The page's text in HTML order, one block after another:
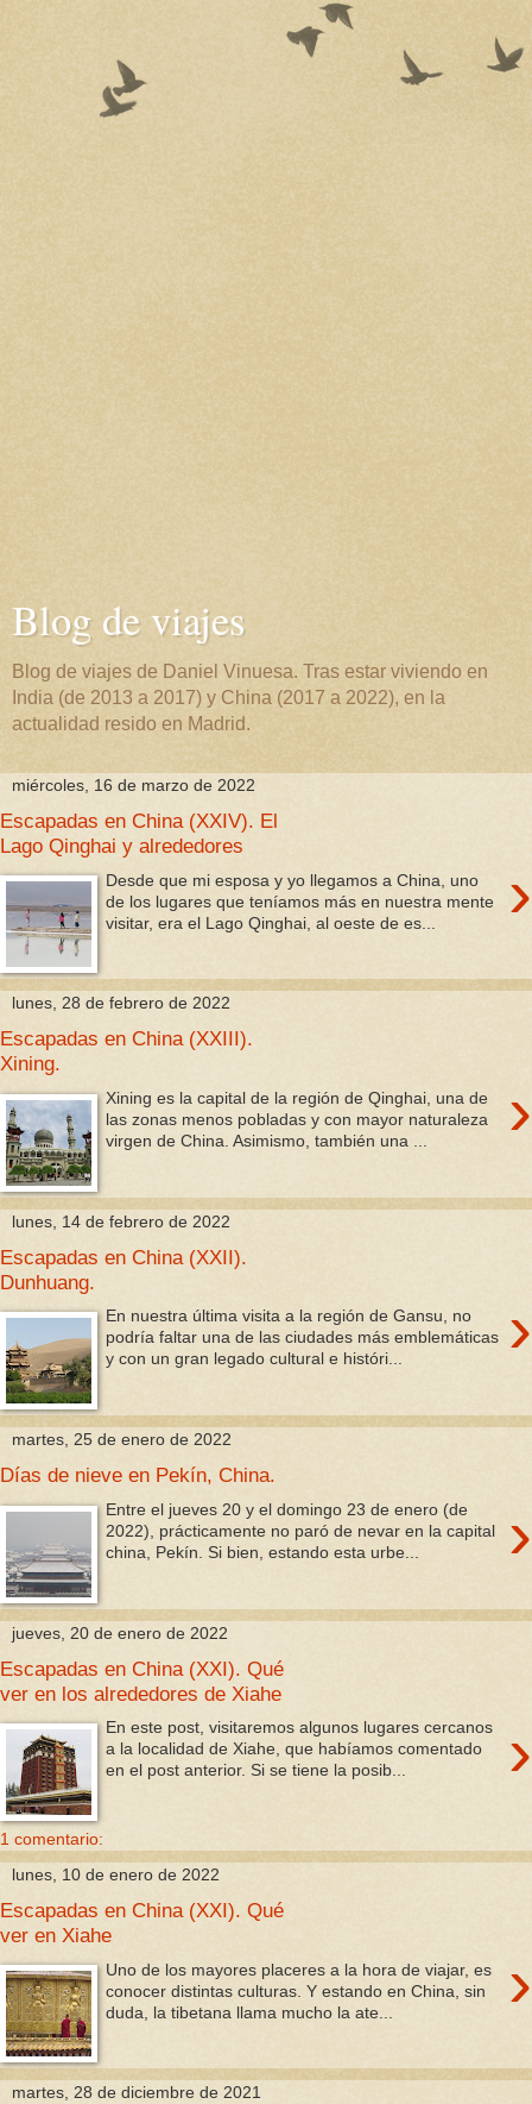
Blog de viajes
Blog de viajes de Daniel Vinuesa. Tras estar viviendo en
India (de 2013 a 2017) y China (2017 a 2022), en la
actualidad resido en Madrid.
miércoles, 16 de marzo de 2022
Escapadas en China (XXIV). El
Lago Qinghai y alrededores
›
Desde que mi esposa y yo llegamos a China, uno
de los lugares que teníamos más en nuestra mente
visitar, era el Lago Qinghai, al oeste de es...
lunes, 28 de febrero de 2022
Escapadas en China (XXIII).
Xining.
›
Xining es la capital de la región de Qinghai, una de
las zonas menos pobladas y con mayor naturaleza
virgen de China. Asimismo, también una ...
lunes, 14 de febrero de 2022
Escapadas en China (XXII).
Dunhuang.
›
En nuestra última visita a la región de Gansu, no
podría faltar una de las ciudades más emblemáticas
y con un gran legado cultural e históri...
martes, 25 de enero de 2022
Días de nieve en Pekín, China.
›
Entre el jueves 20 y el domingo 23 de enero (de
2022), prácticamente no paró de nevar en la capital
china, Pekín. Si bien, estando esta urbe...
jueves, 20 de enero de 2022
Escapadas en China (XXI). Qué
ver en los alrededores de Xiahe
›
En este post, visitaremos algunos lugares cercanos
a la localidad de Xiahe, que habíamos comentado
en el post anterior. Si se tiene la posib...
1 comentario:
lunes, 10 de enero de 2022
Escapadas en China (XXI). Qué
ver en Xiahe
›
Uno de los mayores placeres a la hora de viajar, es
conocer distintas culturas. Y estando en China, sin
duda, la tibetana llama mucho la ate...
martes, 28 de diciembre de 2021